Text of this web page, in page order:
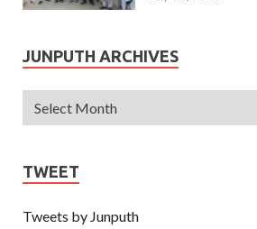
JUNPUTH ARCHIVES
TWEET
Tweets by Junputh